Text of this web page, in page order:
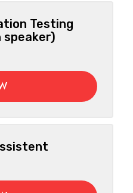
Testing
speaker)